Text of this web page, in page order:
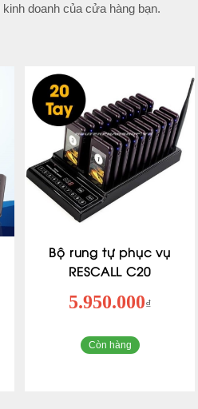
doanh của cửa hàng bạn.
Bộ rung tự phục vụ
RESCALL C20
5.950.000₫
Còn hàng